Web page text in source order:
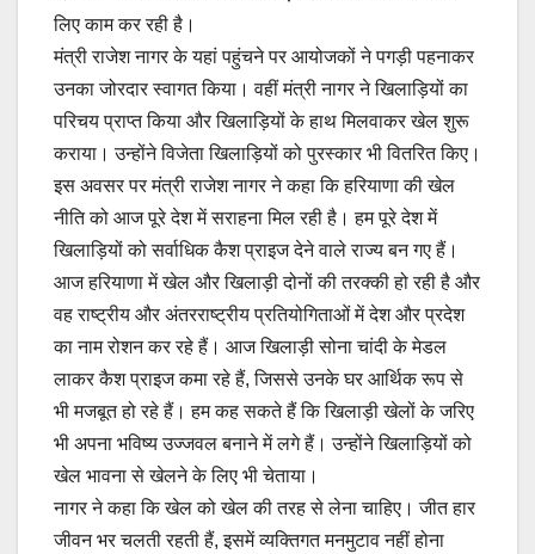
लिए काम कर रही है।
मंत्री राजेश नागर के यहां पहुंचने पर आयोजकों ने पगड़ी पहनाकर
उनका जोरदार स्वागत किया। वहीं मंत्री नागर ने खिलाड़ियों का
परिचय प्राप्त किया और खिलाड़ियों के हाथ मिलवाकर खेल शुरू
कराया। उन्होंने विजेता खिलाड़ियों को पुरस्कार भी वितरित किए।
इस अवसर पर मंत्री राजेश नागर ने कहा कि हरियाणा की खेल
नीति को आज पूरे देश में सराहना मिल रही है। हम पूरे देश में
खिलाड़ियों को सर्वाधिक कैश प्राइज देने वाले राज्य बन गए हैं।
आज हरियाणा में खेल और खिलाड़ी दोनों की तरक्की हो रही है और
वह राष्ट्रीय और अंतरराष्ट्रीय प्रतियोगिताओं में देश और प्रदेश
का नाम रोशन कर रहे हैं। आज खिलाड़ी सोना चांदी के मेडल
लाकर कैश प्राइज कमा रहे हैं, जिससे उनके घर आर्थिक रूप से
भी मजबूत हो रहे हैं। हम कह सकते हैं कि खिलाड़ी खेलों के जरिए
भी अपना भविष्य उज्जवल बनाने में लगे हैं। उन्होंने खिलाड़ियों को
खेल भावना से खेलने के लिए भी चेताया।
नागर ने कहा कि खेल को खेल की तरह से लेना चाहिए। जीत हार
जीवन भर चलती रहती हैं, इसमें व्यक्तिगत मनमुटाव नहीं होना